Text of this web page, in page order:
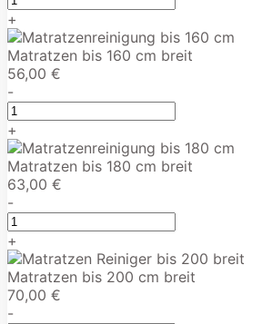
+
Matratzen bis 160 cm breit
56,00 €
-
+
Matratzen bis 180 cm breit
63,00 €
-
+
Matratzen bis 200 cm breit
70,00 €
-